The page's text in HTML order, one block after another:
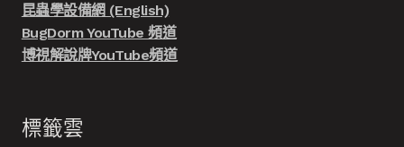
昆蟲學設備網 (English)
BugDorm YouTube 頻道
博視解說牌YouTube頻道
標籤雲